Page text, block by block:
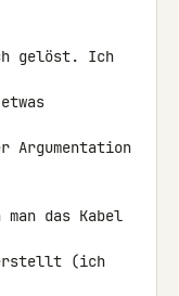
gelöst. Ich
das Kabel
(ich